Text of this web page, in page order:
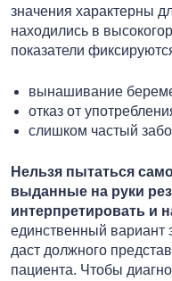
значения характерны
находились в
показатели
вынашивание
отказ от
слишком частый
Нельзя пытаться
выданные на руки
интерпретировать и
единственный
даст должного
пациента. Чтобы